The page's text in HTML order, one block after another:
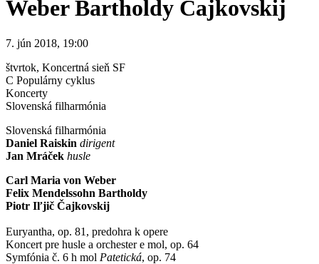
Weber Bartholdy Čajkovskij
7. jún 2018, 19:00
štvrtok, Koncertná sieň SF
C Populárny cyklus
Koncerty
Slovenská filharmónia
Slovenská filharmónia
Daniel Raiskin dirigent
Jan Mráček husle
Carl Maria von Weber
Felix Mendelssohn Bartholdy
Piotr Iľjič Čajkovskij
Euryantha, op. 81, predohra k opere
Koncert pre husle a orchester e mol, op. 64
Symfónia č. 6 h mol Patetická, op. 74